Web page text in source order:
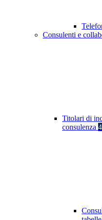
Consulenti e
Titolari di
consulenza